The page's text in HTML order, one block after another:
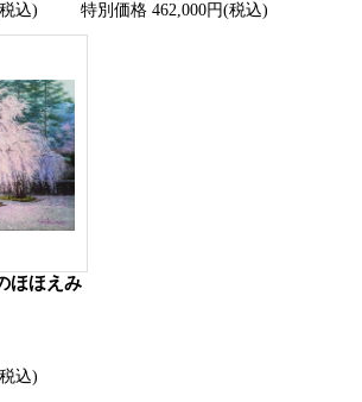
込)
特別価格 462,000円(税込)
ほほえみ
込)